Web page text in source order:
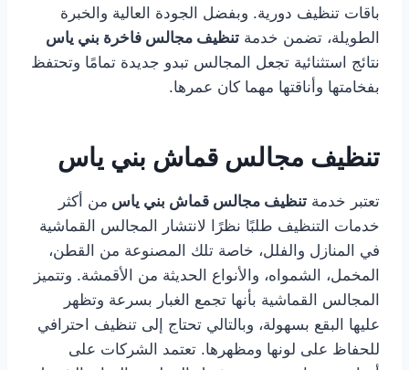
باقات تنظيف دورية. وبفضل الجودة العالية والخبرة
الطويلة، تضمن خدمة تنظيف مجالس فاخرة بني ياس
نتائج استثنائية تجعل المجالس تبدو جديدة تمامًا وتحتفظ
بفخامتها وأناقتها مهما كان عمرها.
تنظيف مجالس قماش بني ياس
تعتبر خدمة تنظيف مجالس قماش بني ياس من أكثر
خدمات التنظيف طلبًا نظرًا لانتشار المجالس القماشية
في المنازل والفلل، خاصة تلك المصنوعة من القطن،
المخمل، الشمواه، والأنواع الحديثة من الأقمشة. وتتميز
المجالس القماشية بأنها تجمع الغبار بسرعة وتظهر
عليها البقع بسهولة، وبالتالي تحتاج إلى تنظيف احترافي
للحفاظ على لونها ومظهرها. تعتمد الشركات على